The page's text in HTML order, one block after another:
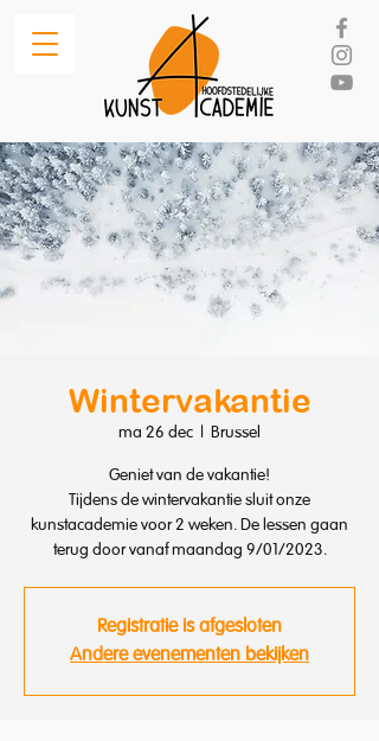
Wintervakantie
ma 26 dec
  |
Brussel
Geniet van de vakantie!
Tijdens de wintervakantie sluit onze
kunstacademie voor 2 weken. De lessen gaan
terug door vanaf maandag 9/01/2023.
Registratie is afgesloten
Andere evenementen bekijken